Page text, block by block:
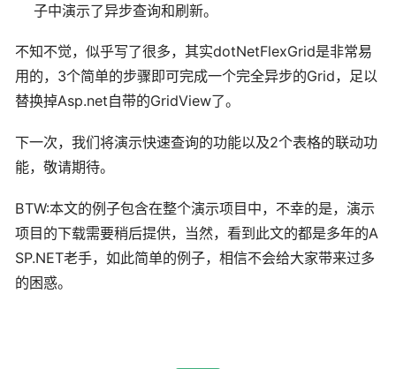
子中演示了异步查询和刷新。
不知不觉，似乎写了很多，其实dotNetFlexGrid是非常易
用的，3个简单的步骤即可完成一个完全异步的Grid，足以
替换掉Asp.net自带的GridView了。
下一次，我们将演示快速查询的功能以及2个表格的联动功
能，敬请期待。
BTW:本文的例子包含在整个演示项目中，不幸的是，演示
项目的下载需要稍后提供，当然，看到此文的都是多年的A
SP.NET老手，如此简单的例子，相信不会给大家带来过多
的困惑。